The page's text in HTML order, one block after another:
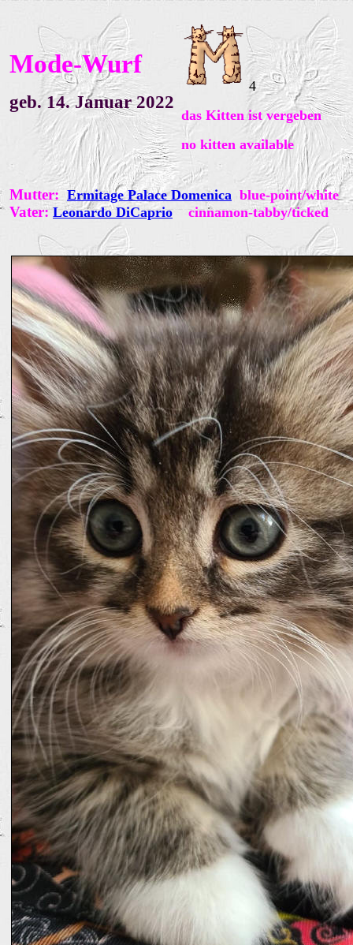
Mode-Wurf
geb. 14. Januar 2022
4
das Kitten ist vergeben
no kitten available
Mutter: Ermitage Palace Domenica blue-point/white
Vater:Leonardo DiCaprio cinnamon-tabby/ticked